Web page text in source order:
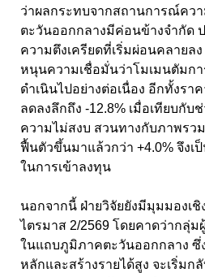
ว่าผลกระทบจากสถานการณ์คว
ตะวันออกกลางมีค่อนข้างจำกั
ความตึงเครียดที่เริ่มผ่อนคลายลง
หนุนความเชื่อมั่นว่าโมเมนตัมก
ดำเนินไปอย่างต่อเนื่อง อีกทั้งร
ลดลงลึกถึง -12.8% เมื่อเทียบกับ
ความไม่สงบ สวนทางกับภาพรว
ฟื้นตัวขึ้นมาแล้วกว่า +4.0% จึงเ
ในการเข้าลงทุน
นอกจากนี้ ฝ่ายวิจัยยังมีมุมมองเ
ไตรมาส 2/2569 โดยคาดว่ากลุ่ม
ในแถบภูมิภาคตะวันออกกลาง ซึ่
หลักและสร้างรายได้สูง จะเริ่มก